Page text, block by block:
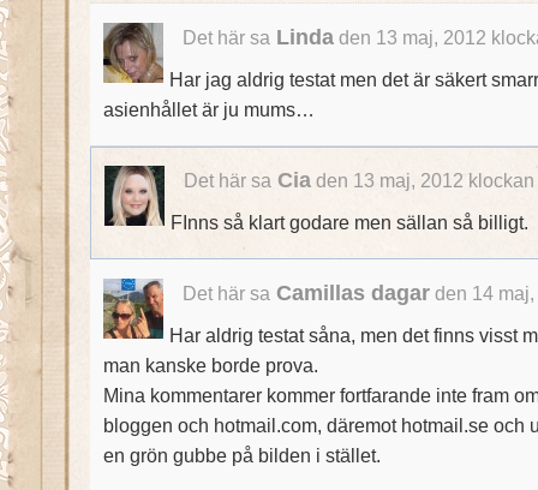
Det här sa Lindaden 13 maj, 2012
Har jag aldrig testat men det är säkert
asienhållet är ju mums…
Det här saCiaden 13 maj, 2012 klockan
FInns så klart godare men sällan så billigt.
Det här sa Camillas dagarden 14 maj,
Har aldrig testat såna, men det finns visst
man kanske borde prova.
Mina kommentarer kommer fortfarande inte fram
bloggen och hotmail.com, däremot hotmail.se och
en grön gubbe på bilden i stället.